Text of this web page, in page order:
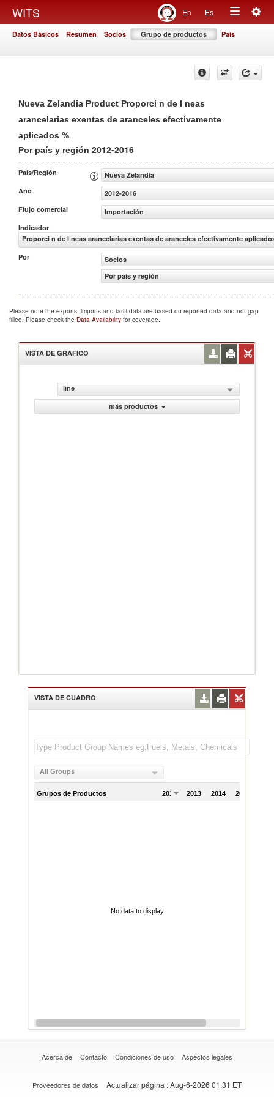
WITS En Es
Toggle
Datos Básicos Resumen Socios Grupo de productos País
Nueva Zelandia Product Proporci n de l neas
arancelarias exentas de aranceles efectivamente
aplicados %
Por país y región 2012-2016
País/Región
Nueva Zelandia
Año
2012-2016
Flujo comercial
Importación
Indicador
Proporci n de l neas arancelarias exentas de aranceles efectivamente
Por
Socios
Por país y región
Please note the exports, imports and tariff data are based on reported data and not gap
filled. Please check the Data Availability for coverage.
VISTA DE GRÁFICO
line
más productos
VISTA DE CUADRO
All Groups
Grupos de Productos 2012 2013 2014 2015
No data to display
Acerca de Contacto Condiciones de uso Aspectos legales
Proveedores de datos Actualizar página : Aug-6-2026 01:31 ET